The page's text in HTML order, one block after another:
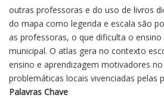
outras professoras e do uso de livros
do mapa como legenda e escala são
as professoras, o que dificulta o
municipal. O atlas gera no contexto
ensino e aprendizagem motivadores
problemáticas locais vivenciadas pelas
Palavras Chave